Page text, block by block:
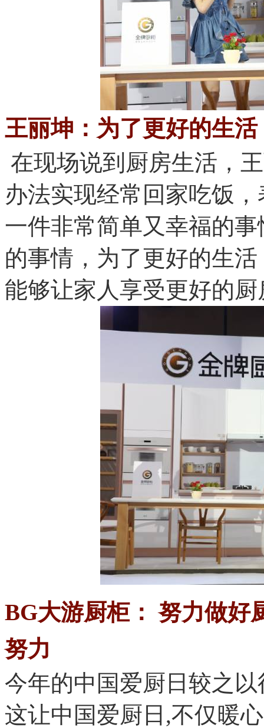
王丽坤：为了更好的生活
在现场说到厨房生活，
办法实现经常回家吃饭
一件非常简单又幸福的事
的事情，为了更好的生活
能够让家人享受更好的厨
BG大游厨柜：努力做好
努力
今年的中国爱厨日较之以
这让中国爱厨日 ,不仅暖心